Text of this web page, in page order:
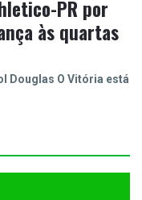
PR por
às quartas
Douglas O Vitória está